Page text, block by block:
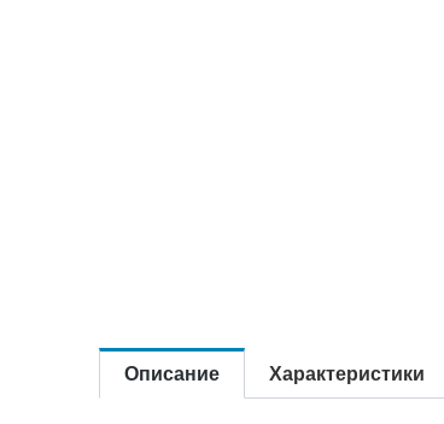
Описание Характеристики